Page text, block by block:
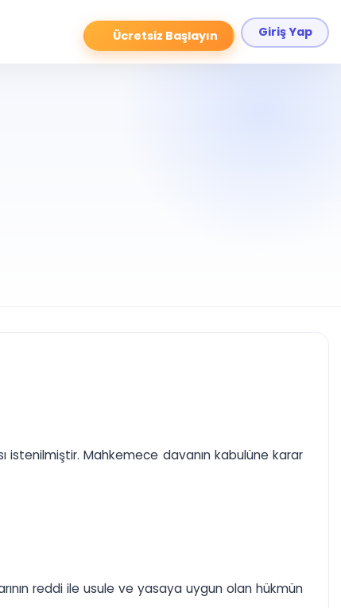
Ücretsiz Başlayın Giriş Yap
istenilmiştir. Mahkemece davanın kabulüne karar
reddi ile usule ve yasaya uygun olan hükmün